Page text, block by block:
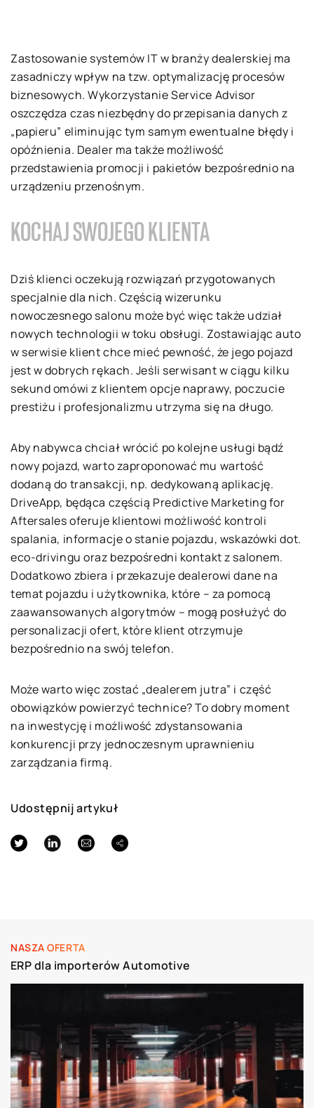
NASZA OFERTA
ERP dla importerów Automotive
Zastosowanie systemów IT w branży dealerskiej ma
zasadniczy wpływ na tzw. optymalizację procesów
biznesowych. Wykorzystanie Service Advisor
oszczędza czas niezbędny do przepisania danych z
„papieru” eliminując tym samym ewentualne błędy i
opóźnienia. Dealer ma także możliwość
przedstawienia promocji i pakietów bezpośrednio na
urządzeniu przenośnym.
KOCHAJ SWOJEGO KLIENTA
Dziś klienci oczekują rozwiązań przygotowanych
specjalnie dla nich. Częścią wizerunku
nowoczesnego salonu może być więc także udział
nowych technologii w toku obsługi. Zostawiając auto
w serwisie klient chce mieć pewność, że jego pojazd
jest w dobrych rękach. Jeśli serwisant w ciągu kilku
sekund omówi z klientem opcje naprawy, poczucie
prestiżu i profesjonalizmu utrzyma się na długo.
Aby nabywca chciał wrócić po kolejne usługi bądź
nowy pojazd, warto zaproponować mu wartość
dodaną do transakcji, np. dedykowaną aplikację.
DriveApp, będąca częścią Predictive Marketing for
Aftersales oferuje klientowi możliwość kontroli
spalania, informacje o stanie pojazdu, wskazówki dot.
eco-drivingu oraz bezpośredni kontakt z salonem.
Dodatkowo zbiera i przekazuje dealerowi dane na
temat pojazdu i użytkownika, które – za pomocą
zaawansowanych algorytmów – mogą posłużyć do
personalizacji ofert, które klient otrzymuje
bezpośrednio na swój telefon.
Może warto więc zostać „dealerem jutra” i część
obowiązków powierzyć technice? To dobry moment
na inwestycję i możliwość zdystansowania
konkurencji przy jednoczesnym uprawnieniu
zarządzania firmą.
Udostępnij artykuł